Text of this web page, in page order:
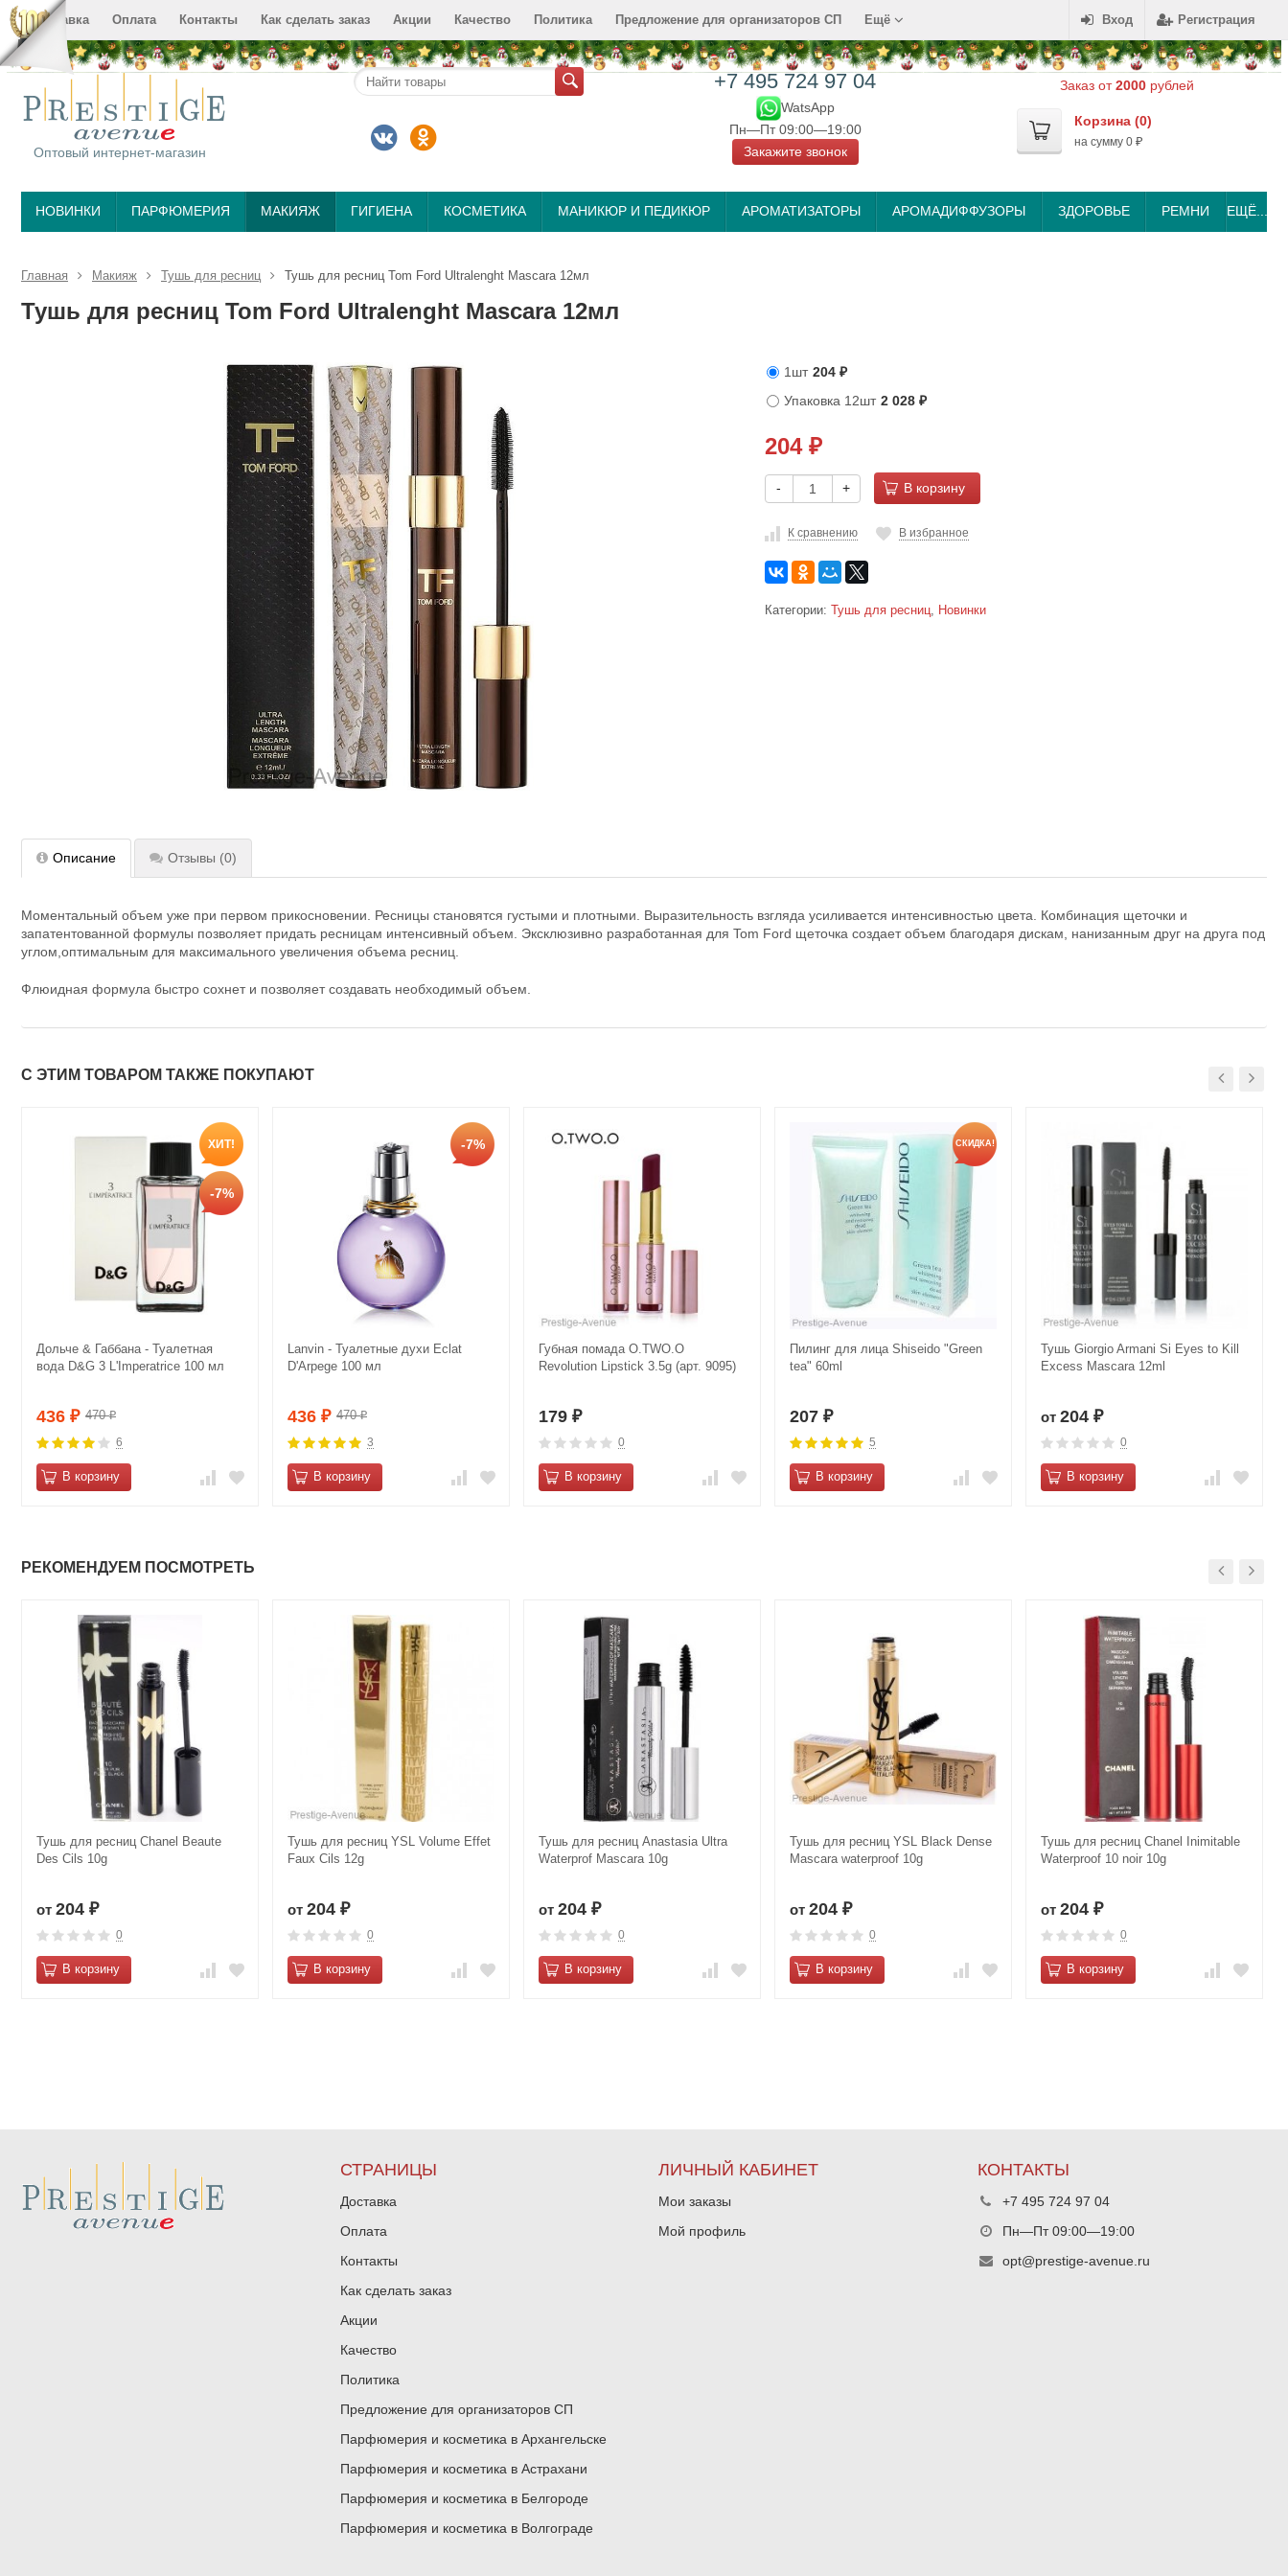
Вход Регистрация
Доставка Оплата Контакты Как сделать заказ Акции Качество Политика Предложение для организаторов СП Ещё
Оптовый интернет-магазин
+7 495 724 97 04
WatsApp
Пн—Пт 09:00—19:00
Закажите звонок
Заказ от2000 рублей
Корзина (0)
на сумму 0 ₽
НОВИНКИ ПАРФЮМЕРИЯ МАКИЯЖ ГИГИЕНА КОСМЕТИКА МАНИКЮР И ПЕДИКЮР АРОМАТИЗАТОРЫ АРОМАДИФФУЗОРЫ ЗДОРОВЬЕ РЕМНИ ЕЩЁ...
Главная Макияж Тушь для ресниц Тушь для ресниц Tom Ford Ultralenght Mascara 12мл
Тушь для ресниц Tom Ford Ultralenght Mascara 12мл
1шт 204 ₽
Упаковка 12шт 2 028 ₽
204 ₽
- + В корзину
К сравнению В избранное
Категории: Тушь для ресниц, Новинки
Описание Отзывы (0)
Моментальный объем уже при первом прикосновении. Ресницы становятся густыми и плотными. Выразительность взгляда усиливается интенсивностью цвета. Комбинация щеточки и
запатентованной формулы позволяет придать ресницам интенсивный объем. Эксклюзивно разработанная для Tom Ford щеточка создает объем благодаря дискам, нанизанным друг на друга под
углом,оптимальным для максимального увеличения объема ресниц.
Флюидная формула быстро сохнет и позволяет создавать необходимый объем.
С ЭТИМ ТОВАРОМ ТАКЖЕ ПОКУПАЮТ
ХИТ!
-7%
Дольче & Габбана - Туалетная
вода D&G 3 L'Imperatrice 100 мл
436 ₽ 470₽
6
В корзину
-7%
Lanvin - Туалетные духи Eclat
D'Arpege 100 мл
436 ₽ 470₽
3
В корзину
Губная помада O.TWO.O
Revolution Lipstick 3.5g (арт. 9095)
179 ₽
0
В корзину
СКИДКА!
Пилинг для лица Shiseido "Green
tea" 60ml
207 ₽
5
В корзину
Тушь Giorgio Armani Si Eyes to Kill
Excess Mascara 12ml
от 204 ₽
0
В корзину
РЕКОМЕНДУЕМ ПОСМОТРЕТЬ
Тушь для ресниц Chanel Beaute
Des Cils 10g
от 204 ₽
0
В корзину
Тушь для ресниц YSL Volume Effet
Faux Cils 12g
от 204 ₽
0
В корзину
Тушь для ресниц Anastasia Ultra
Waterprof Mascara 10g
от 204 ₽
0
В корзину
Тушь для ресниц YSL Black Dense
Mascara waterproof 10g
от 204 ₽
0
В корзину
Тушь для ресниц Сhanеl Inimitаblе
Wаterprоof 10 noir 10g
от 204 ₽
0
В корзину
СТРАНИЦЫ
Доставка
Оплата
Контакты
Как сделать заказ
Акции
Качество
Политика
Предложение для организаторов СП
Парфюмерия и косметика в Архангельске
Парфюмерия и косметика в Астрахани
Парфюмерия и косметика в Белгороде
Парфюмерия и косметика в Волгограде
ЛИЧНЫЙ КАБИНЕТ
Мои заказы
Мой профиль
КОНТАКТЫ
+7 495 724 97 04
Пн—Пт 09:00—19:00
opt@prestige-avenue.ru